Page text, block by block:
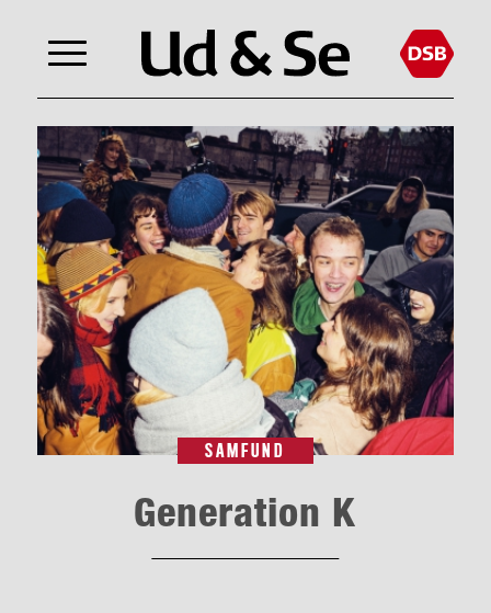
SAMFUND
Generation K